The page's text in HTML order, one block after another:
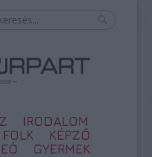
IRODALOM
FOLK
KÉPZŐ
GYERMEK